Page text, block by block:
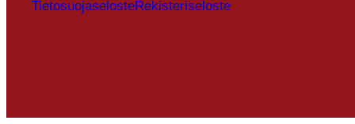
TietosuojaselosteRekisteriseloste